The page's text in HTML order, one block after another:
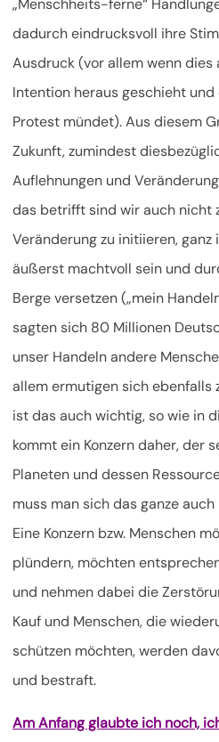
„Menschheits-ferne“
dadurch eindrucksvoll ihre
Ausdruck (vor allem wenn
Intention heraus geschieht
Protest mündet). Aus diesem
Zukunft, zumindest
Auflehnungen und
das betrifft sind wir auch nicht
Veränderung zu initiieren, ganz
äußerst machtvoll sein und
Berge versetzen („mein
sagten sich 80 Millionen
unser Handeln andere
allem ermutigen sich ebenfalls
ist das auch wichtig, so wie in
kommt ein Konzern daher, der
Planeten und dessen
muss man sich das ganze
Eine Konzern bzw. Menschen
plündern, möchten
und nehmen dabei die
Kauf und Menschen, die
schützen möchten, werden
und bestraft.
Am Anfang glaubte ich noch,